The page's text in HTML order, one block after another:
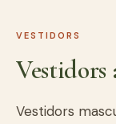
VESTIDORS
Vestidors